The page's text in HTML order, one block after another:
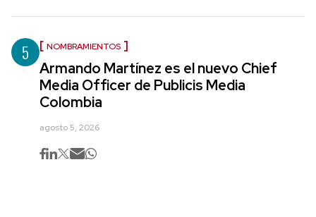
5 NOMBRAMIENTOS
Armando Martínez es el nuevo Chief
Media Officer de Publicis Media
Colombia
agosto 5, 2026